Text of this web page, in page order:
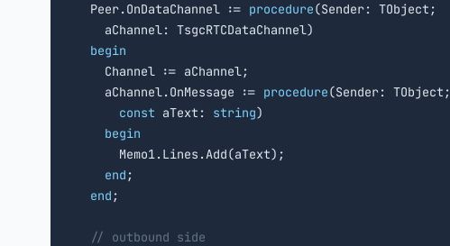
  Peer.OnDataChannel :=
procedure(Sender: TObject;
    aChannel: TsgcRTCDataChannel)
begin
    Channel := aChannel;
    aChannel.OnMessage :=
procedure(Sender: TObject;
const aText: string)
begin
      Memo1.Lines.Add(aText);
end ;
end ;
// outbound side